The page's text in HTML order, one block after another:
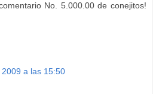
No. 5.000.00 de conejitos!
a las 15:50